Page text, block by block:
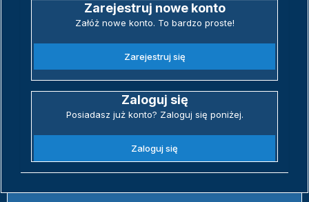
Zarejestruj nowe konto
Załóż nowe konto. To bardzo proste!
Zarejestruj się
Zaloguj się
Posiadasz już konto? Zaloguj się poniżej.
Zaloguj się